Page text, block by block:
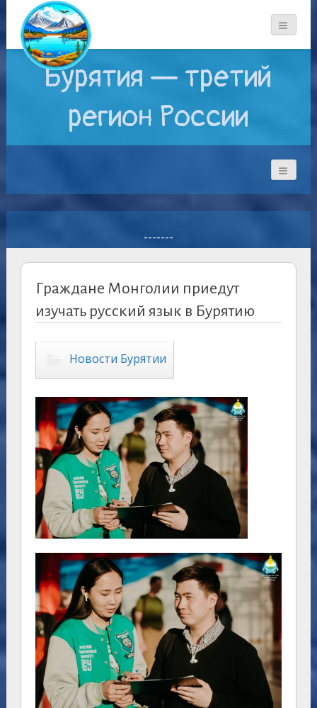
Бурятия — третий
регион России
-------
Граждане Монголии приедут
изучать русский язык в Бурятию
Новости Бурятии